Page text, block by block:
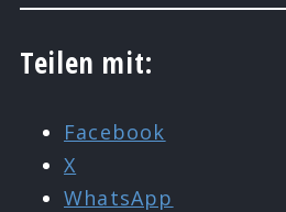
Teilen mit:
Facebook
X
WhatsApp